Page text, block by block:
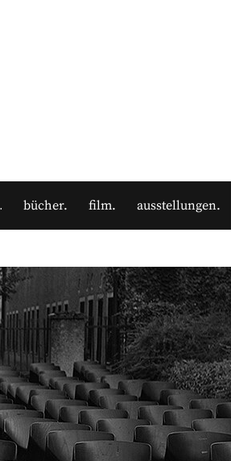
bücher film ausstellungen